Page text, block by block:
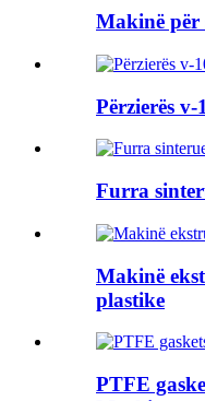
Makinë për
Përzierës
Furra
Makinë
plastike
PTFE